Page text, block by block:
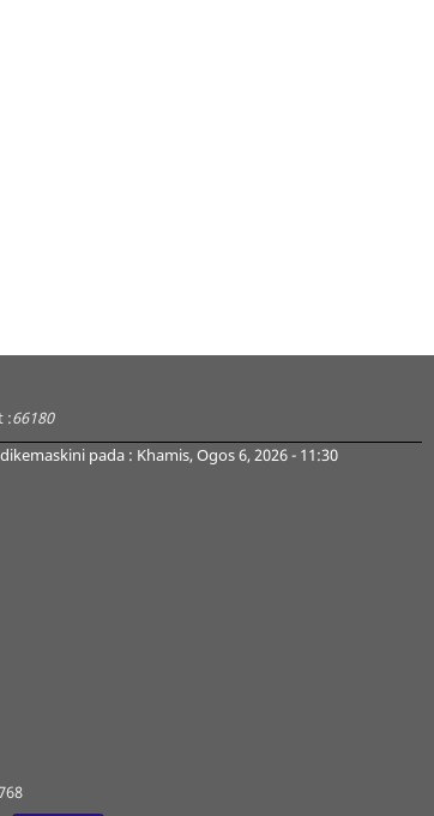
:66180
pada : Khamis, Ogos 6, 2026 - 11:30